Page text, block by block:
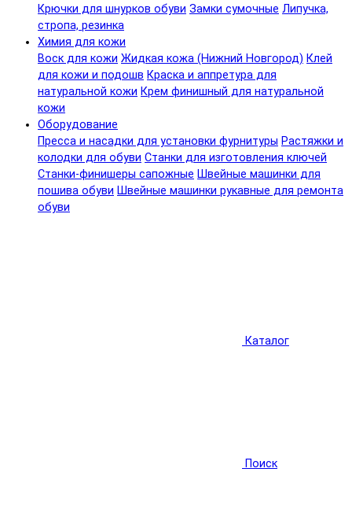
Крючки для шнурков обуви Замки сумочные Липучка,
стропа, резинка
Химия для кожи
Воск для кожи Жидкая кожа (Нижний Новгород) Клей
для кожи и подошв Краска и аппретура для
натуральной кожи Крем финишный для натуральной
кожи
Оборудование
Пресса и насадки для установки фурнитуры Растяжки и
колодки для обуви Станки для изготовления ключей
Станки-финишеры сапожные Швейные машинки для
пошива обуви Швейные машинки рукавные для ремонта
обуви
Каталог
Поиск